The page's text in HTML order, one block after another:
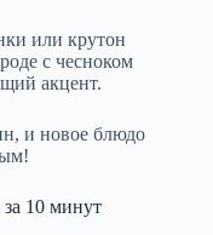
или крутон
с чесноком
акцент.
и новое блюдо
10 минут